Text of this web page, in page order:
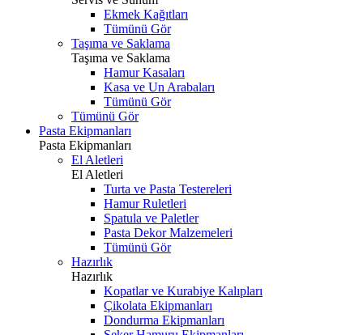
Ekmek Kağıtları
Tümünü Gör
Taşıma ve Saklama
Taşıma ve Saklama
Hamur Kasaları
Kasa ve Un Arabaları
Tümünü Gör
Tümünü Gör
Pasta Ekipmanları
Pasta Ekipmanları
El Aletleri
El Aletleri
Turta ve Pasta Testereleri
Hamur Ruletleri
Spatula ve Paletler
Pasta Dekor Malzemeleri
Tümünü Gör
Hazırlık
Hazırlık
Kopatlar ve Kurabiye Kalıpları
Çikolata Ekipmanları
Dondurma Ekipmanları